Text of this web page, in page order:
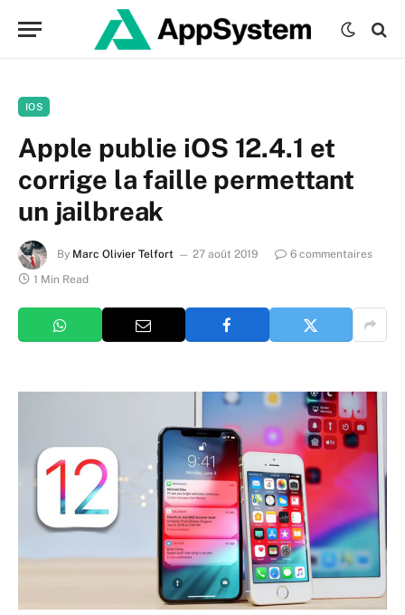
IOS
Apple publie iOS 12.4.1 et
corrige la faille permettant
un jailbreak
By Marc Olivier Telfort 27 août 2019
6 commentaires
1 Min Read